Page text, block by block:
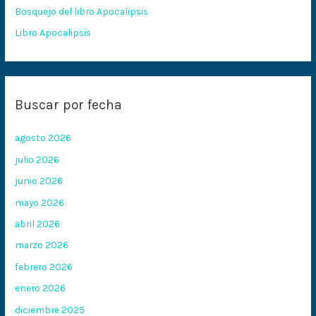
:Bosquejo del libro Apocalipsis
Libro Apocalipsis
Buscar por fecha
agosto 2026
julio 2026
junio 2026
mayo 2026
abril 2026
marzo 2026
febrero 2026
enero 2026
diciembre 2025